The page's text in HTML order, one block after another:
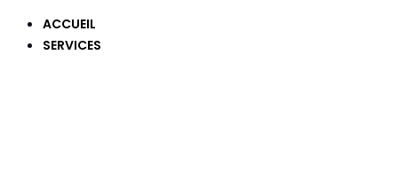
ACCUEIL
SERVICES